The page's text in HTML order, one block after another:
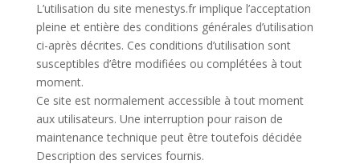
L’utilisation du site menestys.fr implique l’acceptation
pleine et entière des conditions générales d’utilisation
ci-après décrites. Ces conditions d’utilisation sont
susceptibles d’être modifiées ou complétées à tout
moment.
Ce site est normalement accessible à tout moment
aux utilisateurs. Une interruption pour raison de
maintenance technique peut être toutefois décidée
Description des services fournis.